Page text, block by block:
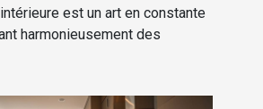
est un art en constante
harmonieusement des